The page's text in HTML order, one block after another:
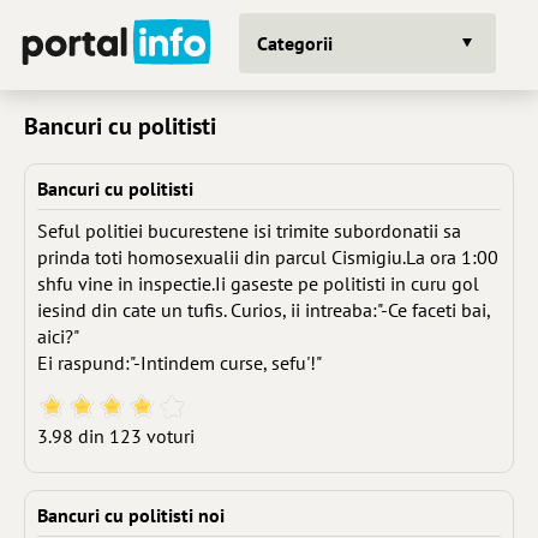
Categorii
Bancuri cu politisti
Bancuri cu politisti
Seful politiei bucurestene isi trimite subordonatii sa
prinda toti homosexualii din parcul Cismigiu.La ora 1:00
shfu vine in inspectie.Ii gaseste pe politisti in curu gol
iesind din cate un tufis. Curios, ii intreaba:"-Ce faceti bai,
aici?"
Ei raspund:"-Intindem curse, sefu'!"
3.98 din 123 voturi
Bancuri cu politisti noi